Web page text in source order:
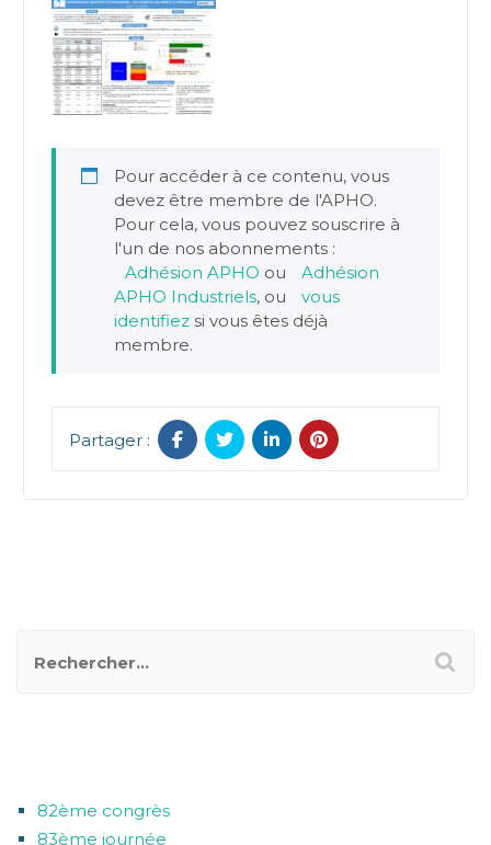
Pour accéder à ce contenu, vous
devez être membre de l'APHO.
Pour cela, vous pouvez souscrire à
l'un de nos abonnements :
Adhésion APHO ou
Adhésion
APHO Industriels, ou
vous
identifiezsi vous êtes déjà
membre.
Partager :
82ème congrès
83ème journée